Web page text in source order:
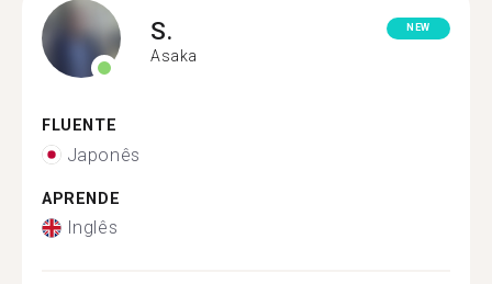
S.
Asaka
NEW
FLUENTE
Japonês
APRENDE
Inglês